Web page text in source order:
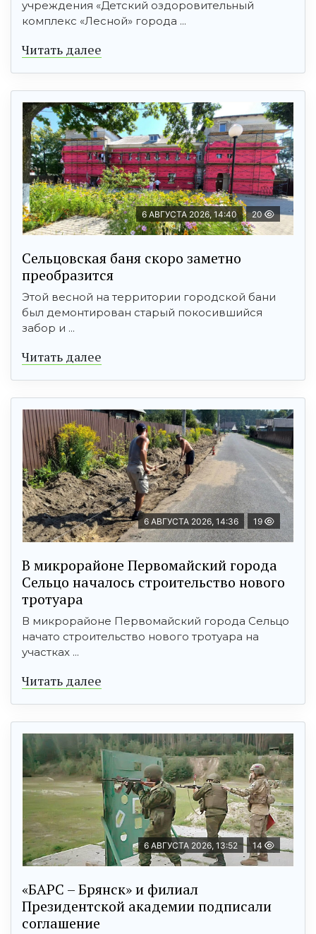
учреждения «Детский оздоровительный
комплекс «Лесной» города ...
Читать далее
6 АВГУСТА 2026, 14:40 20
Сельцовская баня скоро заметно
преобразится
Этой весной на территории городской бани
был демонтирован старый покосившийся
забор и ...
Читать далее
6 АВГУСТА 2026, 14:36 19
В микрорайоне Первомайский города
Сельцо началось строительство нового
тротуара
В микрорайоне Первомайский города Сельцо
начато строительство нового тротуара на
участках ...
Читать далее
6 АВГУСТА 2026, 13:52 14
«БАРС – Брянск» и филиал
Президентской академии подписали
соглашение